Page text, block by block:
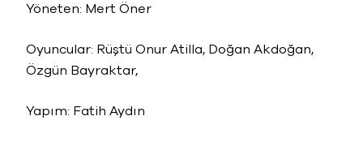
Yöneten: Mert Öner
Oyuncular: Rüştü Onur Atilla, Doğan Akdoğan,
Özgün Bayraktar,
Yapım: Fatih Aydın